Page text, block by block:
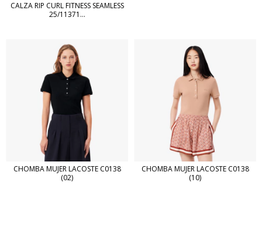
CALZA RIP CURL FITNESS SEAMLESS
25/11371...
CHOMBA MUJER LACOSTE C0138
(02)
CHOMBA MUJER LACOSTE C0138
(10)